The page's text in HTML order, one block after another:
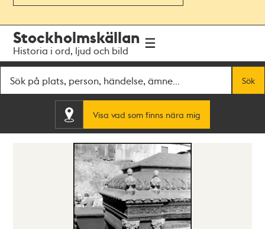
navigationen
huvudinnehållet
Stockholmskällan
Historia i ord, ljud och bild
Sök
Visa vad som finns nära mig